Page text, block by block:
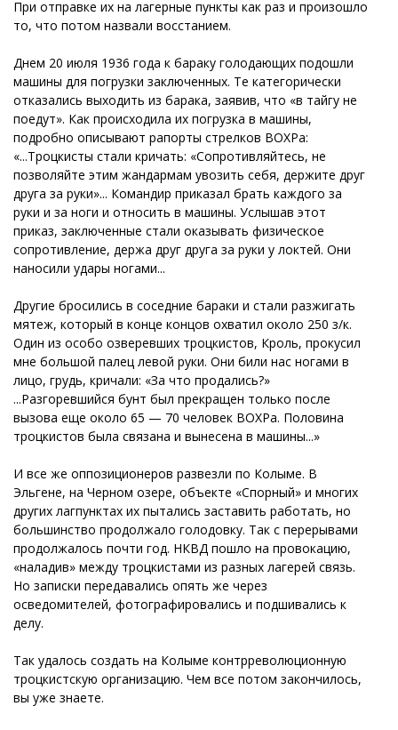
При отправке их на лагерные пункты как раз и произошло
то, что потом назвали восстанием.
Днем 20 июля 1936 года к бараку голодающих подошли
машины для погрузки заключенных. Те категорически
отказались выходить из барака, заявив, что «в тайгу не
поедут». Как происходила их погрузка в машины,
подробно описывают рапорты стрелков ВОХРа:
«...Троцкисты стали кричать: «Сопротивляйтесь, не
позволяйте этим жандармам увозить себя, держите друг
друга за руки»... Командир приказал брать каждого за
руки и за ноги и относить в машины. Услышав этот
приказ, заключенные стали оказывать физическое
сопротивление, держа друг друга за руки у локтей. Они
наносили удары ногами...
Другие бросились в соседние бараки и стали разжигать
мятеж, который в конце концов охватил около 250 з/к.
Один из особо озверевших троцкистов, Кроль, прокусил
мне большой палец левой руки. Они били нас ногами в
лицо, грудь, кричали: «За что продались?»
...Разгоревшийся бунт был прекращен только после
вызова еще около 65 — 70 человек ВОХРа. Половина
троцкистов была связана и вынесена в машины...»
И все же оппозиционеров развезли по Колыме. В
Эльгене, на Черном озере, объекте «Спорный» и многих
других лагпунктах их пытались заставить работать, но
большинство продолжало голодовку. Так с перерывами
продолжалось почти год. НКВД пошло на провокацию,
«наладив» между троцкистами из разных лагерей связь.
Но записки передавались опять же через
осведомителей, фотографировались и подшивались к
делу.
Так удалось создать на Колыме контрреволюционную
троцкистскую организацию. Чем все потом закончилось,
вы уже знаете.